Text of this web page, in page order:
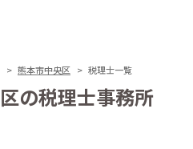
熊本市中央区 税理士一覧
の税理士事務所